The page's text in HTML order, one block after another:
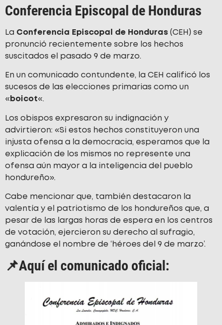
Conferencia Episcopal de Honduras
La Conferencia Episcopal de Honduras (CEH) se
pronunció recientemente sobre los hechos
suscitados el pasado 9 de marzo.
En un comunicado contundente, la CEH calificó los
sucesos de las elecciones primarias como un
« boicot«.
Los obispos expresaron su indignación y
advirtieron: «Si estos hechos constituyeron una
injusta ofensa a la democracia, esperamos que la
explicación de los mismos no represente una
ofensa aún mayor a la inteligencia del pueblo
hondureño».
Cabe mencionar que, también destacaron la
valentía y el patriotismo de los hondureños que, a
pesar de las largas horas de espera en los centros
de votación, ejercieron su derecho al sufragio,
ganándose el nombre de ‘héroes del 9 de marzo’.
📌Aquí el comunicado oficial: